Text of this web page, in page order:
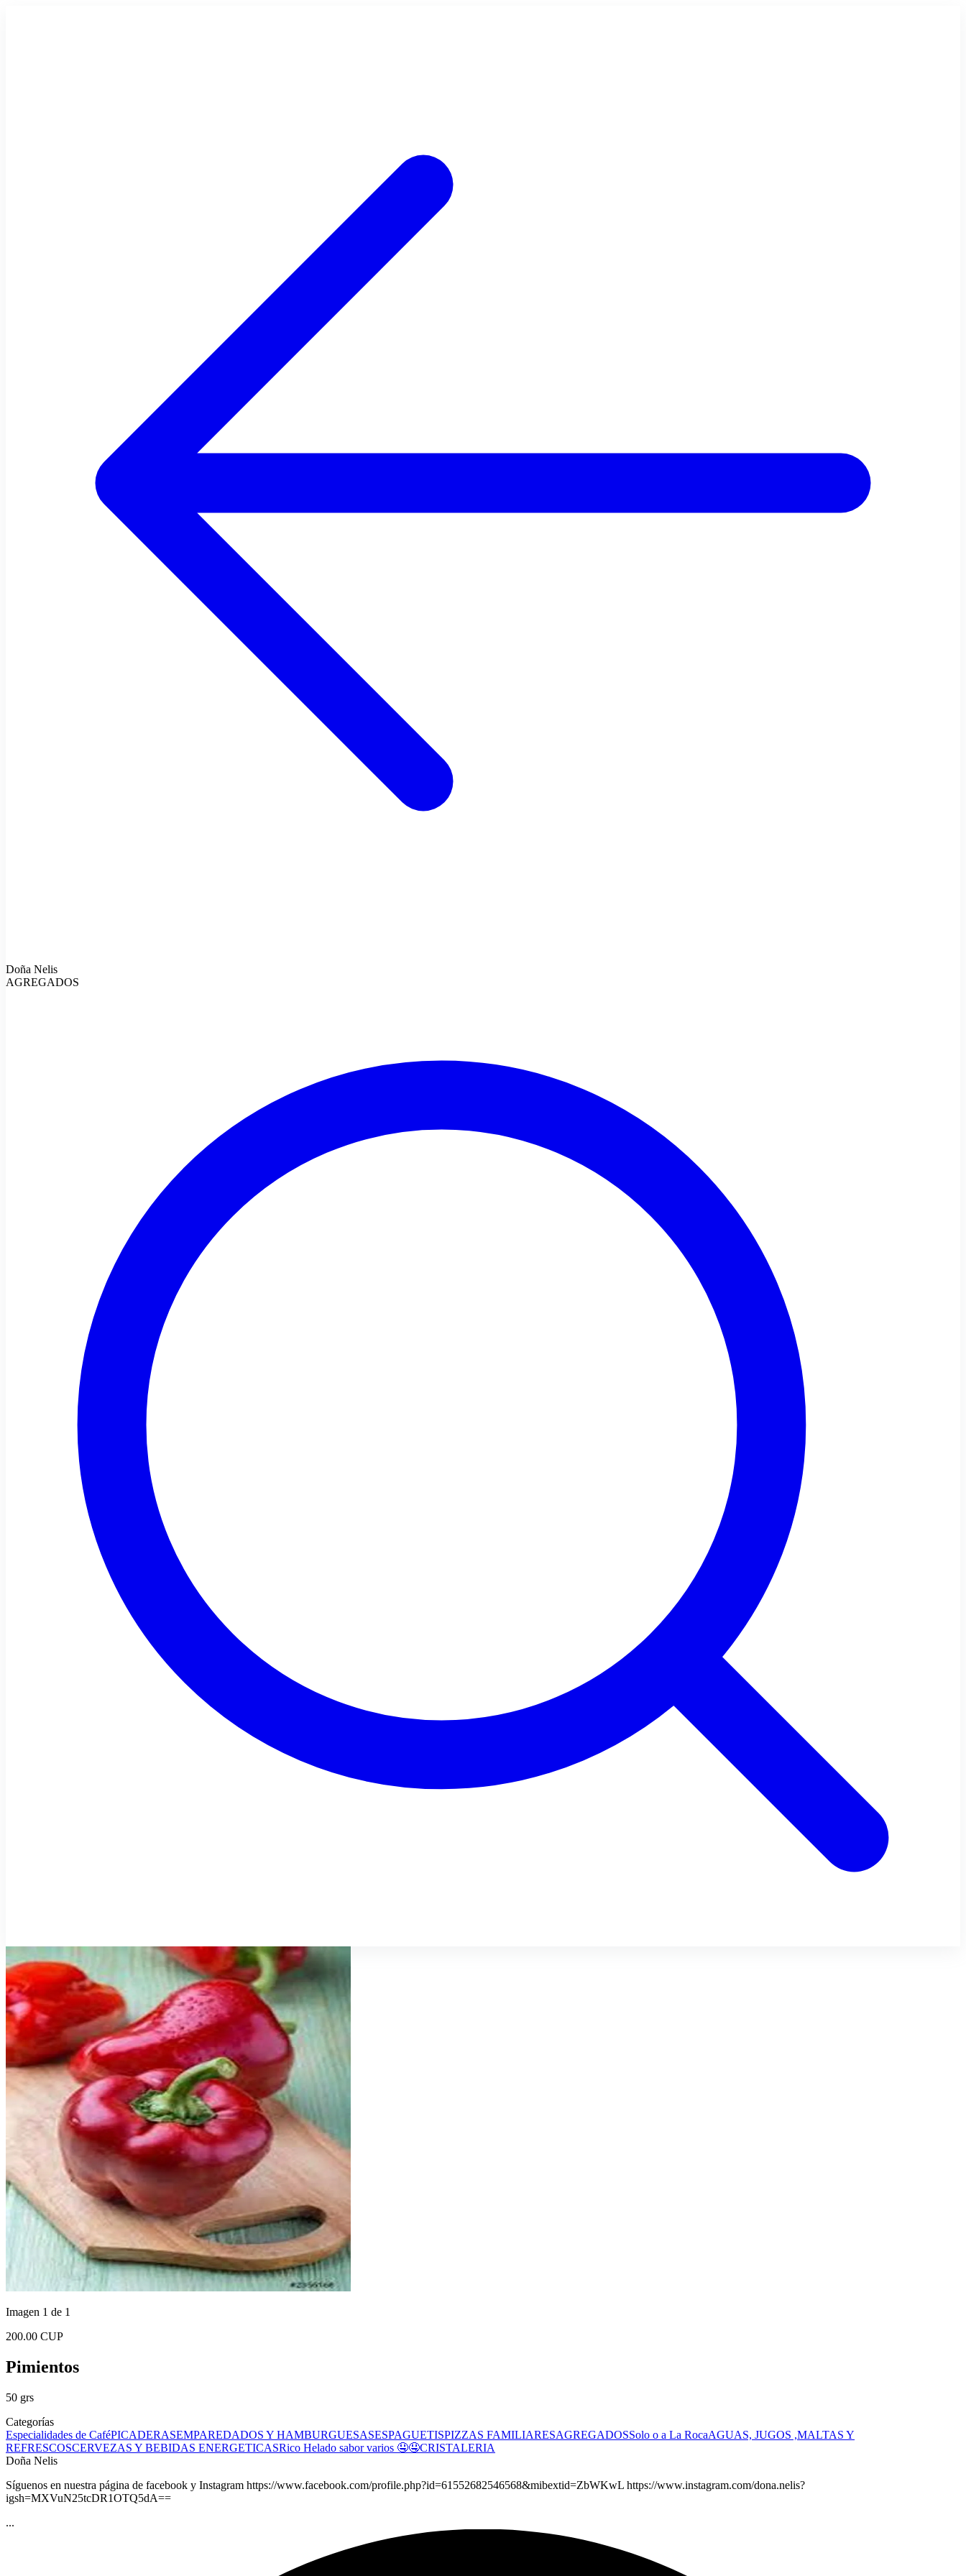
Doña Nelis
AGREGADOS
Imagen 1 de 1
200.00 CUP
Pimientos
50 grs
Categorías
Especialidades de CaféPICADERASEMPAREDADOS Y HAMBURGUESASESPAGUETISPIZZAS FAMILIARESAGREGADOSSolo o a La RocaAGUAS, JUGOS ,MALTAS Y
REFRESCOSCERVEZAS Y BEBIDAS ENERGETICASRico Helado sabor varios 🤤🤤CRISTALERIA
Doña Nelis
Síguenos en nuestra página de facebook y Instagram https://www.facebook.com/profile.php?id=61552682546568&mibextid=ZbWKwL https://www.instagram.com/dona.nelis?
igsh=MXVuN25tcDR1OTQ5dA==
...